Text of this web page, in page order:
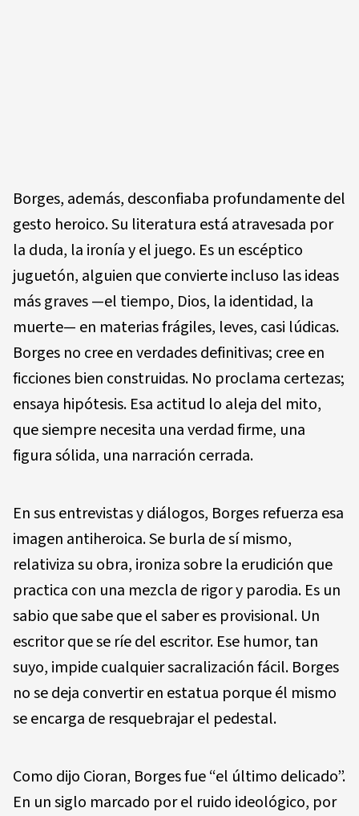
Borges, además, desconfiaba profundamente del
gesto heroico. Su literatura está atravesada por
la duda, la ironía y el juego. Es un escéptico
juguetón, alguien que convierte incluso las ideas
más graves —el tiempo, Dios, la identidad, la
muerte— en materias frágiles, leves, casi lúdicas.
Borges no cree en verdades definitivas; cree en
ficciones bien construidas. No proclama certezas;
ensaya hipótesis. Esa actitud lo aleja del mito,
que siempre necesita una verdad firme, una
figura sólida, una narración cerrada.
En sus entrevistas y diálogos, Borges refuerza esa
imagen antiheroica. Se burla de sí mismo,
relativiza su obra, ironiza sobre la erudición que
practica con una mezcla de rigor y parodia. Es un
sabio que sabe que el saber es provisional. Un
escritor que se ríe del escritor. Ese humor, tan
suyo, impide cualquier sacralización fácil. Borges
no se deja convertir en estatua porque él mismo
se encarga de resquebrajar el pedestal.
Como dijo Cioran, Borges fue “el último delicado”.
En un siglo marcado por el ruido ideológico, por